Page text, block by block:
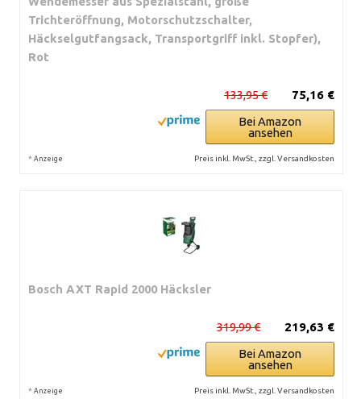
Trichteröffnung, Motorschutzschalter,
Häckselgutfangsack, Transportgriff inkl. Stopfer),
Rot
75,16 €
133,95 €
Bei Amazon
ansehen
* Anzeige Preis inkl. MwSt., zzgl. Versandkosten
Bosch AXT Rapid 2000 Häcksler
219,63 €
319,99 €
Bei Amazon
ansehen
* Anzeige Preis inkl. MwSt., zzgl. Versandkosten